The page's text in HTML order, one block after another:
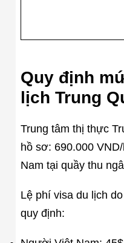
Quy định
lịch Trung
Trung tâm thị thực
hồ sơ: 690.000
Nam tại quầy thu
Lệ phí visa du lịch
quy định: